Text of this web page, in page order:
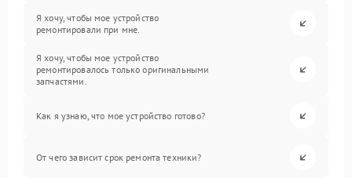
Я хочу, чтобы мое устройство
ремонтировали при мне.
Я хочу, чтобы мое устройство
ремонтировалось только оригинальными
запчастями.
Как я узнаю, что мое устройство готово?
От чего зависит срок ремонта техники?